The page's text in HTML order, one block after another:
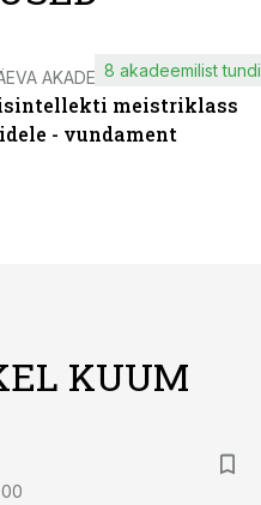
AKADEEMIA
meistriklass
- vundament
8 akadeemilist tundi
KUUM